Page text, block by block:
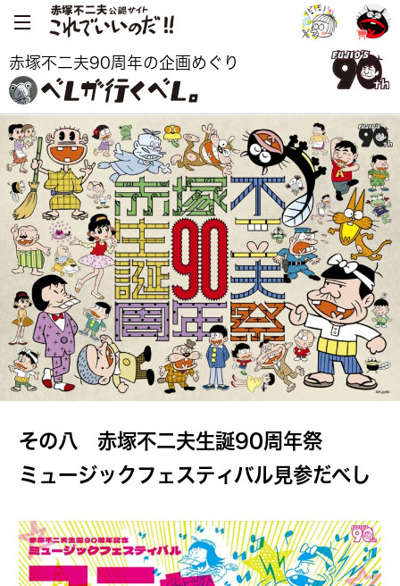
赤塚不二夫90周年の企画めぐり
その八 赤塚不二夫生誕90周年祭
ミュージックフェスティバル見参だべし